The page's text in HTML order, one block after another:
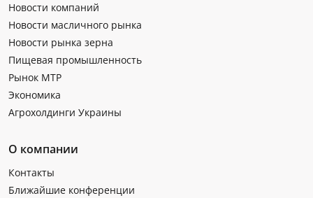
Новости компаний
Новости масличного рынка
Новости рынка зерна
Пищевая промышленность
Рынок МТР
Экономика
Агрохолдинги Украины
О компании
Контакты
Ближайшие конференции